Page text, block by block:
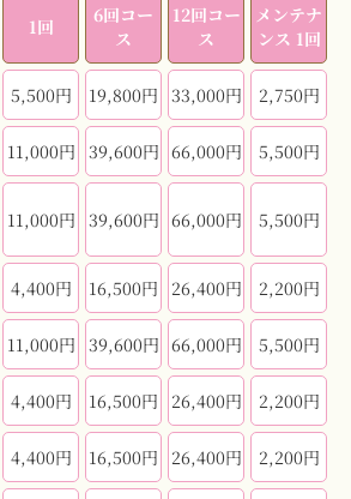
1回
6回コー
ス
12回コー
ス
メンテナ
ンス 1回
5,500円 19,800円 33,000円 2,750円
11,000円 39,600円 66,000円 5,500円
11,000円 39,600円 66,000円 5,500円
4,400円 16,500円 26,400円 2,200円
11,000円 39,600円 66,000円 5,500円
4,400円 16,500円 26,400円 2,200円
4,400円 16,500円 26,400円 2,200円